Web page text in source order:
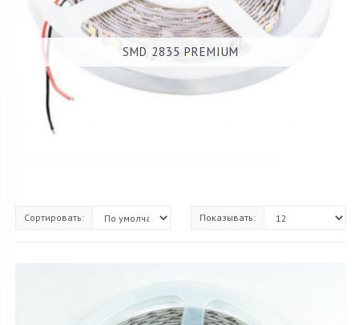
SMD 2835 PREMIUM
Сортировать: Показывать: